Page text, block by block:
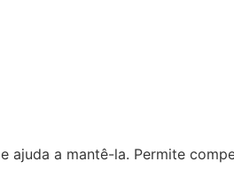
ajuda a mantê-la. Permite